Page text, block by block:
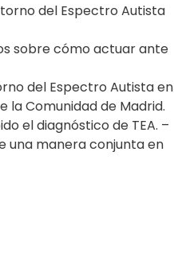
del Espectro Autista
sobre cómo actuar ante
del Espectro Autista en
la Comunidad de Madrid.
el diagnóstico de TEA. –
una manera conjunta en